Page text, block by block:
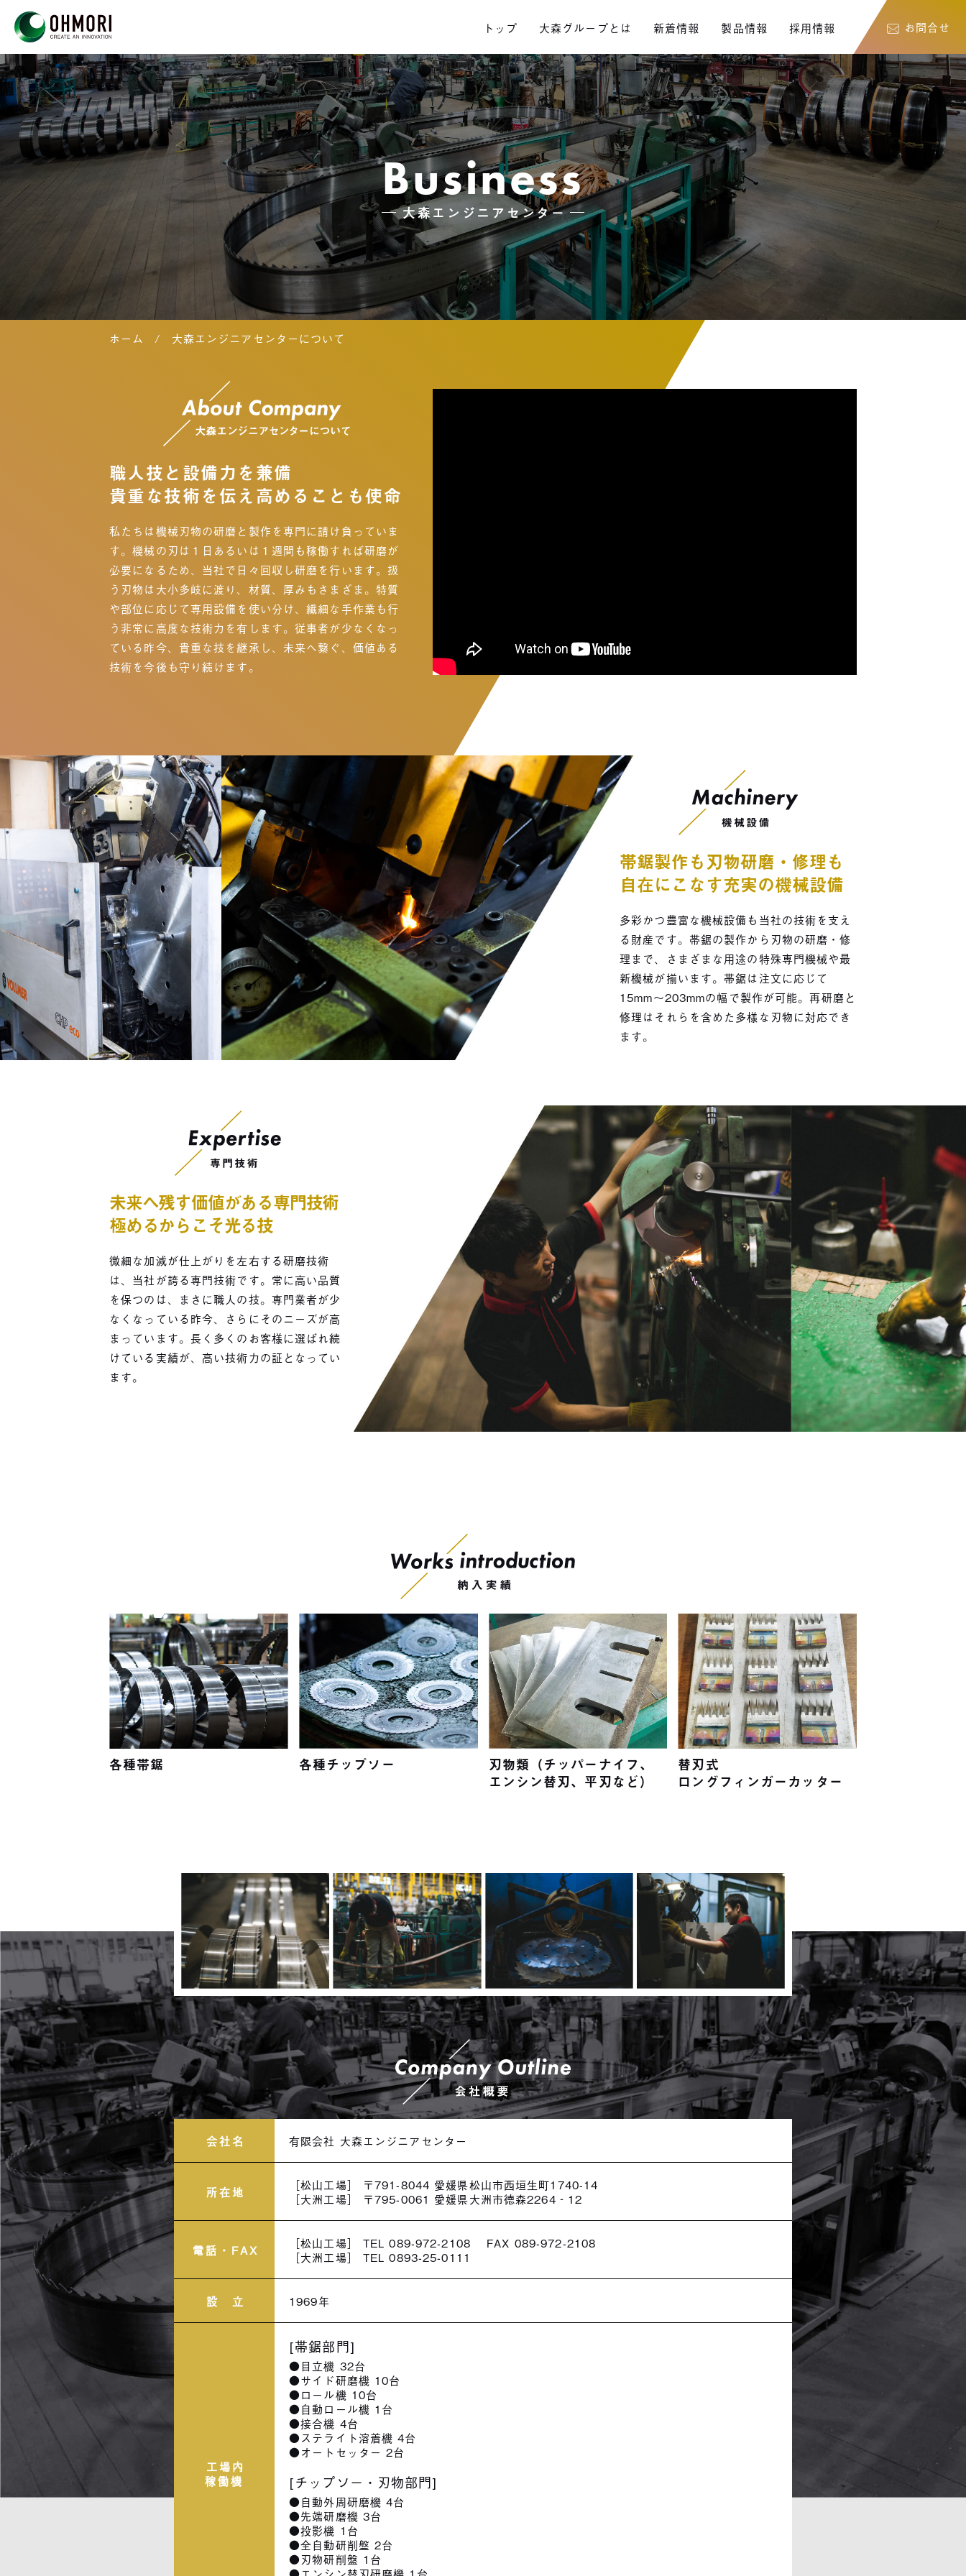
トップ 大森グループとは 新着情報 製品情報 採用情報 お問合せ
Business
大森エンジニアセンター
ホーム 大森エンジニアセンターについて
職人技と設備力を兼備
貴重な技術を伝え高めることも使命
私たちは機械刃物の研磨と製作を専門に請け負っていま
す。機械の刃は１日あるいは１週間も稼働すれば研磨が
必要になるため、当社で日々回収し研磨を行います。扱
う刃物は大小多岐に渡り、材質、厚みもさまざま。特質
や部位に応じて専用設備を使い分け、繊細な手作業も行
う非常に高度な技術力を有します。従事者が少なくなっ
ている昨今、貴重な技を継承し、未来へ繋ぐ、価値ある
技術を今後も守り続けます。
帯鋸製作も刃物研磨・修理も
自在にこなす充実の機械設備
多彩かつ豊富な機械設備も当社の技術を支え
る財産です。帯鋸の製作から刃物の研磨・修
理まで、さまざまな用途の特殊専門機械や最
新機械が揃います。帯鋸は注文に応じて
15mm〜203mmの幅で製作が可能。再研磨と
修理はそれらを含めた多様な刃物に対応でき
ます。
未来へ残す価値がある専門技術
極めるからこそ光る技
微細な加減が仕上がりを左右する研磨技術
は、当社が誇る専門技術です。常に高い品質
を保つのは、まさに職人の技。専門業者が少
なくなっている昨今、さらにそのニーズが高
まっています。長く多くのお客様に選ばれ続
けている実績が、高い技術力の証となってい
ます。
各種帯鋸 各種チップソー
刃物類（チッパーナイフ、
エンシン替刃、平刃など）
替刃式
ロングフィンガーカッター
会社名 有限会社 大森エンジニアセンター
所在地
［松山工場］ 〒791-8044 愛媛県松山市西垣生町1740-14
［大洲工場］ 〒795-0061 愛媛県大洲市徳森2264‐12
電話・FAX
［松山工場］ TEL 089-972-2108 FAX 089-972-2108
［大洲工場］ TEL 0893-25-0111
設 立 1969年
工場内
稼働機
[帯鋸部門]
●目立機 32台
●サイド研磨機 10台
●ロール機 10台
●自動ロール機 1台
●接合機 4台
●ステライト溶着機 4台
●オートセッター 2台
[チップソー・刃物部門]
●自動外周研磨機 4台
●先端研磨機 3台
●投影機 1台
●全自動研削盤 2台
●刃物研削盤 1台